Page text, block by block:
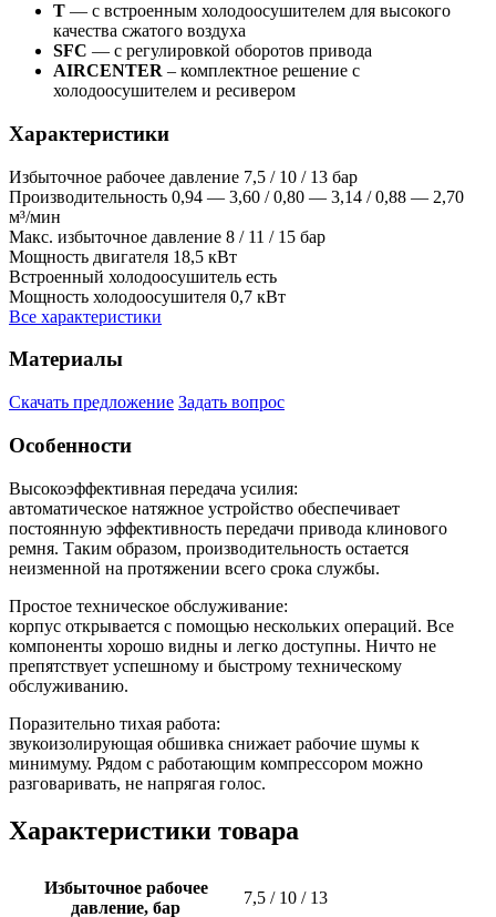
T — с встроенным холодоосушителем для высокого
качества сжатого воздуха
SFC — с регулировкой оборотов привода
AIRCENTER – комплектное решение с
холодоосушителем и ресивером
Характеристики
Избыточное рабочее давление 7,5 / 10 / 13 бар
Производительность 0,94 — 3,60 / 0,80 — 3,14 / 0,88 — 2,70
м³/мин
Макс. избыточное давление 8 / 11 / 15 бар
Мощность двигателя 18,5 кВт
Встроенный холодоосушитель есть
Мощность холодоосушителя 0,7 кВт
Все характеристики
Материалы
Скачать предложение Задать вопрос
Особенности
Высокоэффективная передача усилия:
автоматическое натяжное устройство обеспечивает
постоянную эффективность передачи привода клинового
ремня. Таким образом, производительность остается
неизменной на протяжении всего срока службы.
Простое техническое обслуживание:
корпус открывается с помощью нескольких операций. Все
компоненты хорошо видны и легко доступны. Ничто не
препятствует успешному и быстрому техническому
обслуживанию.
Поразительно тихая работа:
звукоизолирующая обшивка снижает рабочие шумы к
минимуму. Рядом с работающим компрессором можно
разговаривать, не напрягая голос.
Характеристики товара
Избыточное рабочее
давление, бар
7,5 / 10 / 13